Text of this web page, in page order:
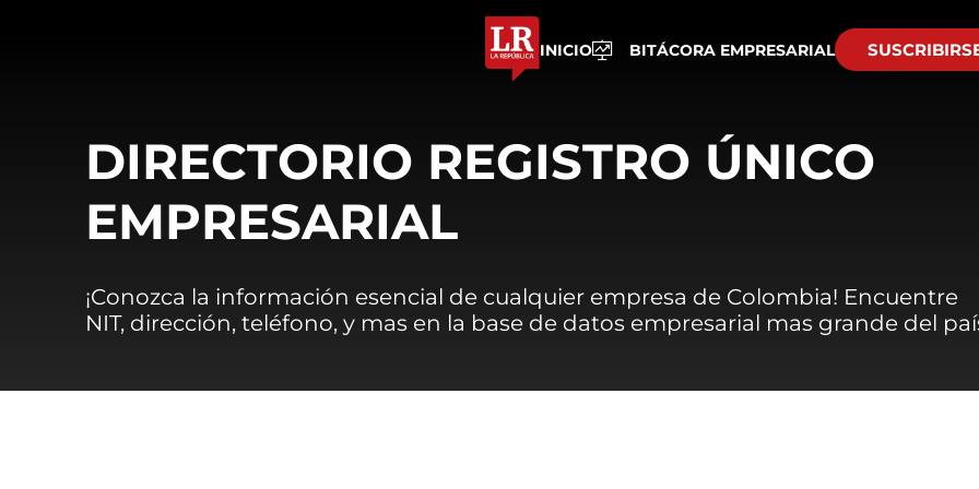
INICIO BITÁCORA EMPRESARIAL
DIRECTORIO REGISTRO ÚNICO
EMPRESARIAL
¡Conozca la información esencial de cualquier empresa de Colombia! Encuentre
NIT, dirección, teléfono, y mas en la base de datos empresarial mas grande del